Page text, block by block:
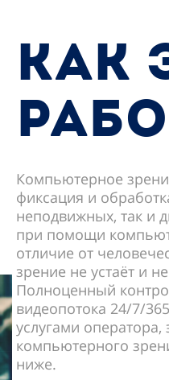
КАК
Компьютерное
фиксация и
неподвижных, так и
при помощи
отличие от
зрение не устаёт и
Полноценный
видеопотока 24/7/
услугами оператора,
компьютерного
ниже.